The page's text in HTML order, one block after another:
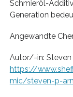
Schmieröl-
Generation
Angewandte
Autor/-in: Steven
https://
mic/steven-p-